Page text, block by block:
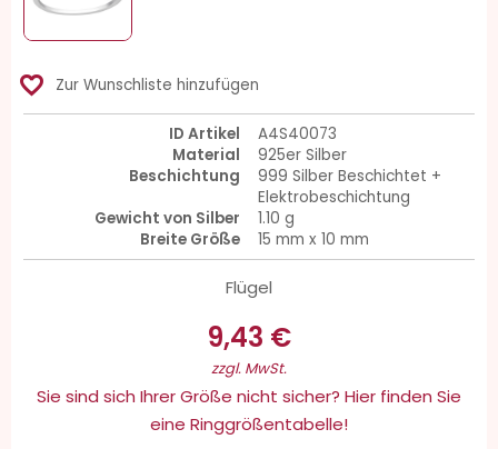
favorite_border Zur Wunschliste hinzufügen
ID Artikel
A4S40073
Material
925er Silber
Beschichtung
999 Silber Beschichtet +
Elektrobeschichtung
Gewicht von Silber
1.10 g
Breite Größe
15 mm x 10 mm
Flügel
9,43 €
zzgl. MwSt.
Sie sind sich Ihrer Größe nicht sicher? Hier finden Sie
eine Ringgrößentabelle!